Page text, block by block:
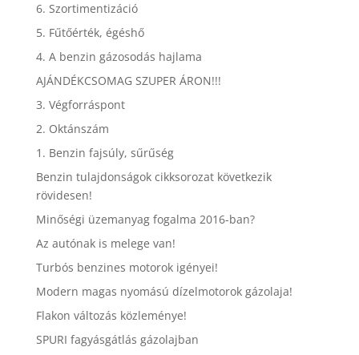
6. Szortimentizáció
5. Fűtőérték, égéshő
4. A benzin gázosodás hajlama
AJÁNDÉKCSOMAG SZUPER ÁRON!!!
3. Végforráspont
2. Oktánszám
1. Benzin fajsúly, sűrűség
Benzin tulajdonságok cikksorozat következik
rövidesen!
Minőségi üzemanyag fogalma 2016-ban?
Az autónak is melege van!
Turbós benzines motorok igényei!
Modern magas nyomású dízelmotorok gázolaja!
Flakon változás közleménye!
SPURI fagyásgátlás gázolajban